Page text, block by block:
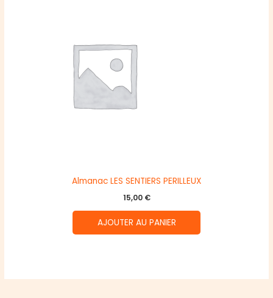
Almanac LES SENTIERS PERILLEUX
15,00 €
AJOUTER AU PANIER